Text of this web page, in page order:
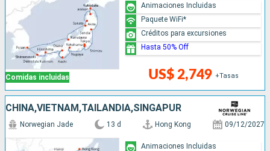
Comidas incluidas US$ 2,749 +Tasas
Animaciones Incluidas
Paquete WiFi*
Créditos para excursiones
Hasta 50% Off
CHINA,VIETNAM,TAILANDIA,SINGAPUR
Norwegian Jade 13 d Hong Kong 09/12/2027
Animaciones Incluidas